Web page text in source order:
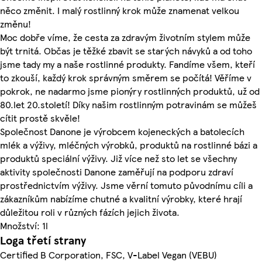
něco změnit. I malý rostlinný krok může znamenat velkou
změnu!
Moc dobře víme, že cesta za zdravým životním stylem může
být trnitá. Občas je těžké zbavit se starých návyků a od toho
jsme tady my a naše rostlinné produkty. Fandíme všem, kteří
to zkouší, každý krok správným směrem se počítá! Věříme v
pokrok, ne nadarmo jsme pionýry rostlinných produktů, už od
80.let 20.století! Díky našim rostlinným potravinám se můžeš
cítit prostě skvěle!
Společnost Danone je výrobcem kojeneckých a batolecích
mlék a výživy, mléčných výrobků, produktů na rostlinné bázi a
produktů speciální výživy. Již více než sto let se všechny
aktivity společnosti Danone zaměřují na podporu zdraví
prostřednictvím výživy. Jsme věrní tomuto původnímu cíli a
zákazníkům nabízíme chutné a kvalitní výrobky, které hrají
důležitou roli v různých fázích jejich života.
Množství: 1l
Loga třetí strany
Certified B Corporation, FSC, V-Label Vegan (VEBU)